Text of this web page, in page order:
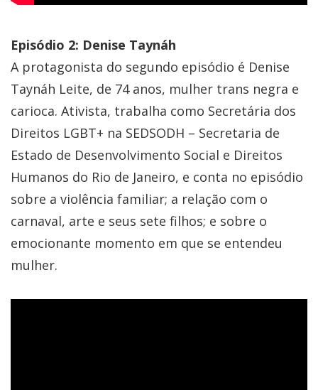
Episódio 2: Denise Taynáh
A protagonista do segundo episódio é Denise
Taynáh Leite, de 74 anos, mulher trans negra e
carioca. Ativista, trabalha como Secretária dos
Direitos LGBT+ na SEDSODH – Secretaria de
Estado de Desenvolvimento Social e Direitos
Humanos do Rio de Janeiro, e conta no episódio
sobre a violência familiar; a relação com o
carnaval, arte e seus sete filhos; e sobre o
emocionante momento em que se entendeu
mulher.